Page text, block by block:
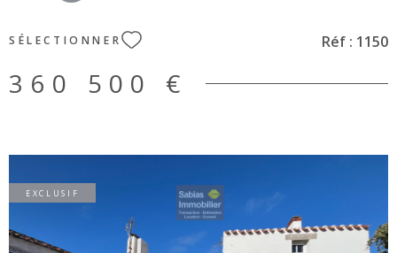
SÉLECTIONNER Réf : 1150
360 500 €
EXCLUSIF